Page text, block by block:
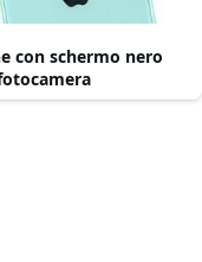
con schermo nero